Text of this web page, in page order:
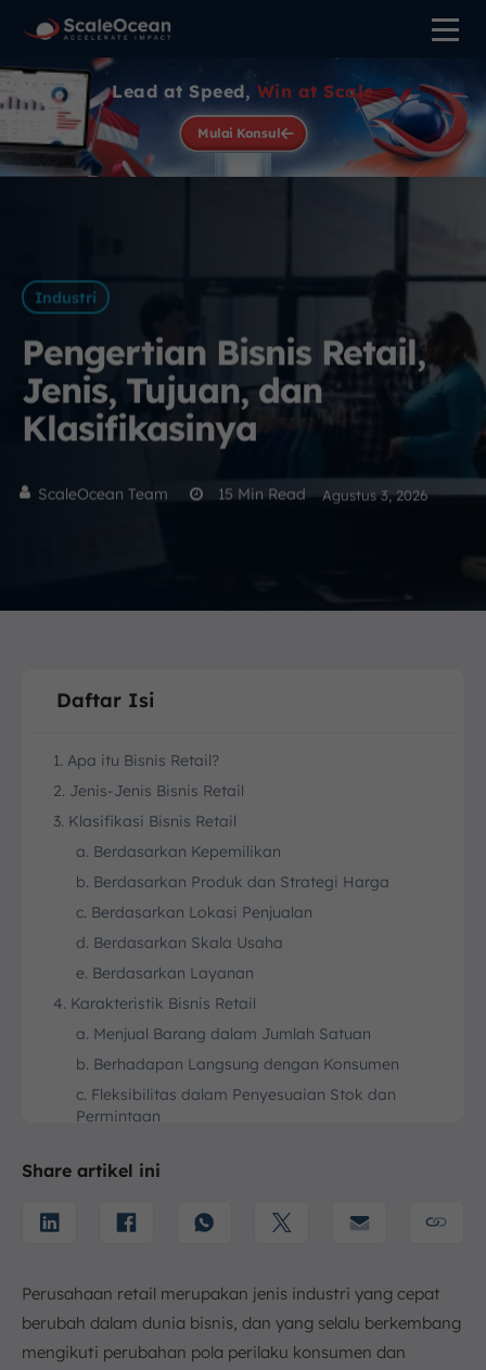
Lead at Speed, Win at Scale
Mulai Konsul
Industri
Pengertian Bisnis Retail,
Jenis, Tujuan, dan
Klasifikasinya
ScaleOcean Team 15 Min Read Agustus 3, 2026
Daftar Isi
1. Apa itu Bisnis Retail?
2. Jenis-Jenis Bisnis Retail
3. Klasifikasi Bisnis Retail
a. Berdasarkan Kepemilikan
b. Berdasarkan Produk dan Strategi Harga
c. Berdasarkan Lokasi Penjualan
d. Berdasarkan Skala Usaha
e. Berdasarkan Layanan
4. Karakteristik Bisnis Retail
a. Menjual Barang dalam Jumlah Satuan
b. Berhadapan Langsung dengan Konsumen
c. Fleksibilitas dalam Penyesuaian Stok dan
Permintaan
5. Cara Kerja Bisnis Retail
a. Saluran Utama Pemasaran Produk
c. Menghubungkan Produsen dan Konsumen
d. Membantu Mempromosikan Produk
e. Memantau Pasar Penjualan
Share artikel ini
Perusahaan retail merupakan jenis industri yang cepat
berubah dalam dunia bisnis, dan yang selalu berkembang
mengikuti perubahan pola perilaku konsumen dan